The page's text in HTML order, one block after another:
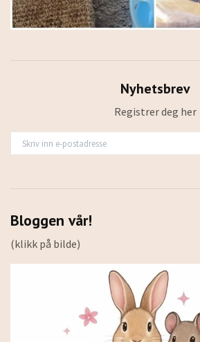
Nyhetsbrev
Registrer deg her
Bloggen vår!
(klikk på bilde)